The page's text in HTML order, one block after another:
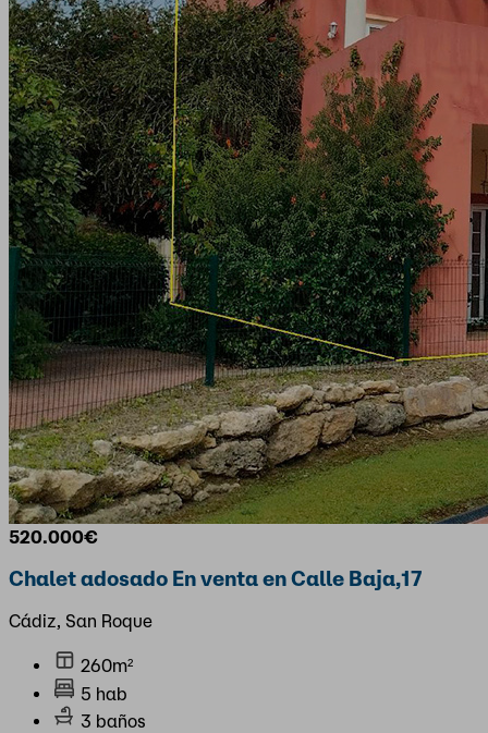
520.000€
Chalet adosado En venta en Calle Baja,17
Cádiz, San Roque
260m²
5 hab
3 baños